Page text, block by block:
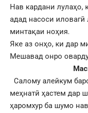
Нав кардани лулаҳо,
адад насоси
минтақаи ноҳия.
Яке аз онҳо, ки дар
Мешавад онро
Салому алейкум
меҳнатӣ ҳастем дар
ҳаромхур ба шумо